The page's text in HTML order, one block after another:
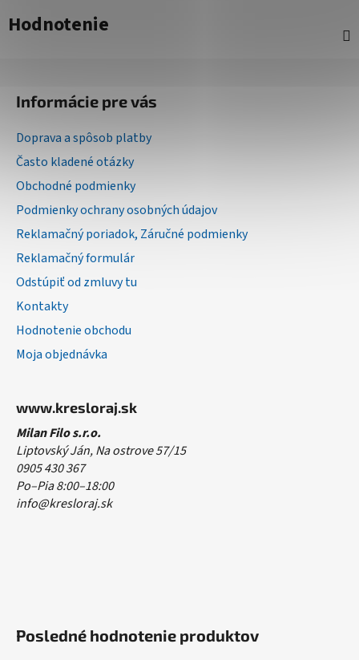
Hodnotenie
Informácie pre vás
Doprava a spôsob platby
Často kladené otázky
Obchodné podmienky
Podmienky ochrany osobných údajov
Reklamačný poriadok, Záručné podmienky
Reklamačný formulár
Odstúpiť od zmluvy tu
Kontakty
Hodnotenie obchodu
Moja objednávka
www.kresloraj.sk
Milan Filo s.r.o.
Liptovský Ján, Na ostrove 57/15
0905 430 367
Po–Pia 8:00–18:00
info@kresloraj.sk
Posledné hodnotenie produktov